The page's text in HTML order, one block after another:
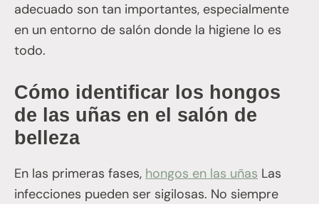
adecuado son tan importantes, especialmente
en un entorno de salón donde la higiene lo es
todo.
Cómo identificar los hongos
de las uñas en el salón de
belleza
En las primeras fases, hongos en las uñas Las
infecciones pueden ser sigilosas. No siempre